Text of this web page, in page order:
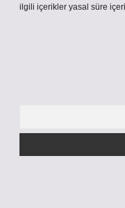
ilgili içerikler yasal süre